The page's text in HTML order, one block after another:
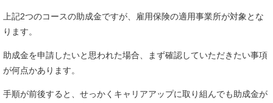
上記2つのコースの助成金ですが、雇用保険の適用事業所が対象とな
ります。
助成金を申請したいと思われた場合、まず確認していただきたい事項
が何点かあります。
手順が前後すると、せっかくキャリアアップに取り組んでも助成金が